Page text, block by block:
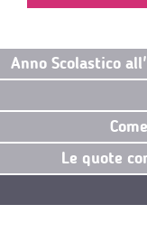
Anno Scolastico
Le quote